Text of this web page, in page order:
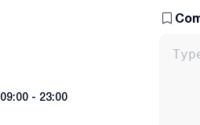
09:00 - 23:00